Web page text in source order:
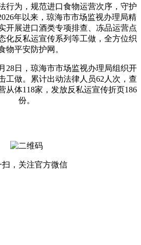
为，规范进口食物运营次序，守护
年以来，琼海市市场监视办理局精
开展进口酒类专项排查、冻品运营点
化反私运宣传系列等工做，全方位织
物平安防护网。
日，琼海市市场监视办理局组织开
工做。累计出动法律人员62人次，查
从体118家，发放反私运宣传折页186
份。
扫，关注官方微信